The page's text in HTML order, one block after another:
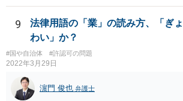
て著しく低い基準を設定する」おそれのある主
で，後の「裁量権」の主体も国会となります。
9
法律用語の「業」の読み方、「ぎ
わい」か？
#国や自治体 #許認可の問題
2022年3月29日
濵門 俊也 弁護士